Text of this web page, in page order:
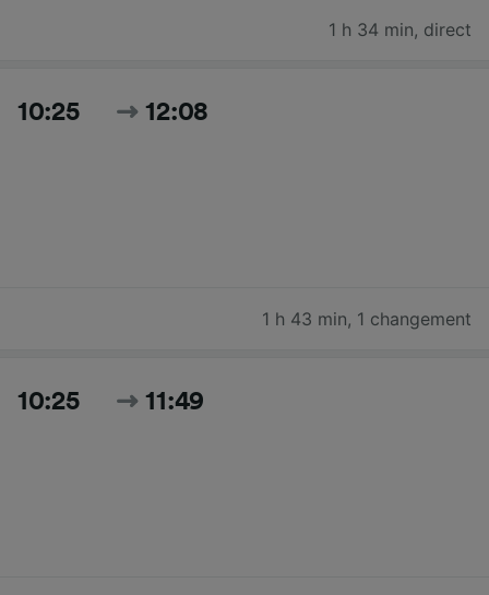
1 h 34 min, direct
10:25 12:08
1 h 43 min, 1 changement
10:25 11:49